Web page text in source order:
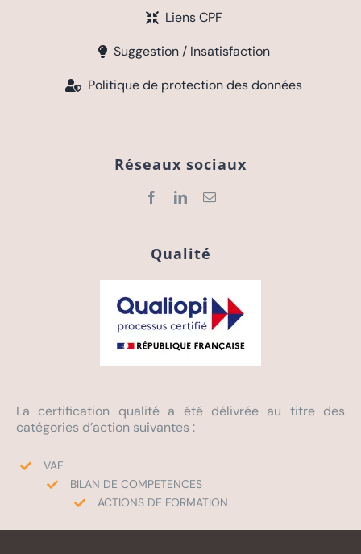
Liens CPF
Suggestion / Insatisfaction
Politique de protection des données
Réseaux sociaux
Qualité
La certification qualité a été délivrée au titre des
catégories d’action suivantes :
VAE
BILAN DE COMPETENCES
ACTIONS DE FORMATION